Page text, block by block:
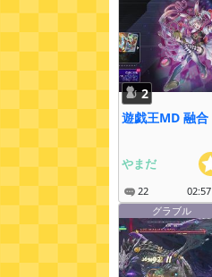
2
遊戯王MD 融合
やまだ
22 02:57
グラブル